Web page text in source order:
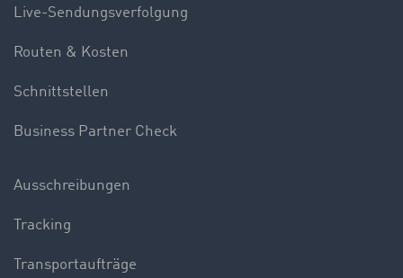
Live-Sendungsverfolgung
Routen & Kosten
Schnittstellen
Business Partner Check
Ausschreibungen
Tracking
Transportaufträge